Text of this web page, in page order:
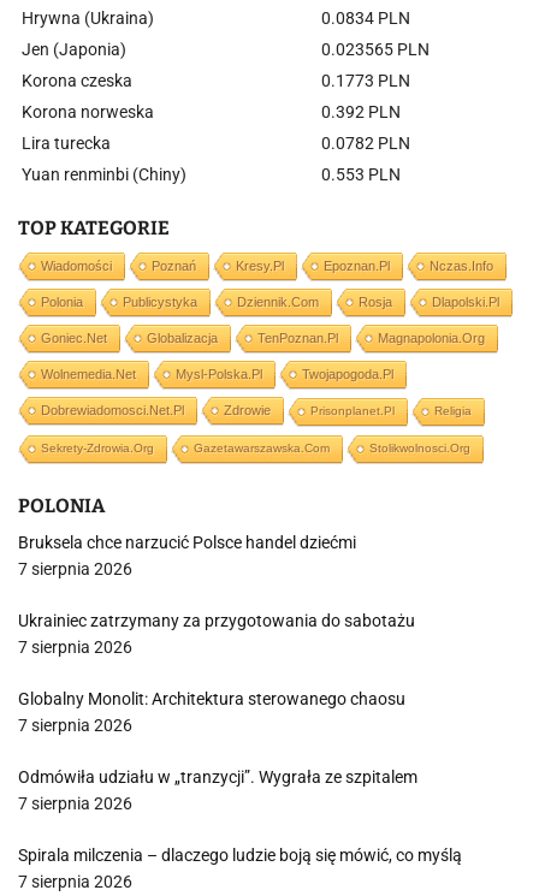
Hrywna (Ukraina)
0.0834 PLN
Jen (Japonia)
0.023565 PLN
Korona czeska
0.1773 PLN
Korona norweska
0.392 PLN
Lira turecka
0.0782 PLN
Yuan renminbi (Chiny)
0.553 PLN
TOP KATEGORIE
Wiadomości Poznań Kresy.pl Epoznan.pl Nczas.info
Polonia Publicystyka Dziennik.com Rosja Dlapolski.pl
Goniec.net Globalizacja TenPoznan.pl Magnapolonia.org
Wolnemedia.net Mysl-Polska.pl Twojapogoda.pl
Dobrewiadomosci.net.pl Zdrowie Prisonplanet.pl Religia
Sekrety-Zdrowia.org Gazetawarszawska.com Stolikwolnosci.org
POLONIA
Bruksela chce narzucić Polsce handel dziećmi
7 sierpnia 2026
Ukrainiec zatrzymany za przygotowania do sabotażu
7 sierpnia 2026
Globalny Monolit: Architektura sterowanego chaosu
7 sierpnia 2026
Odmówiła udziału w „tranzycji”. Wygrała ze szpitalem
7 sierpnia 2026
Spirala milczenia – dlaczego ludzie boją się mówić, co myślą
7 sierpnia 2026